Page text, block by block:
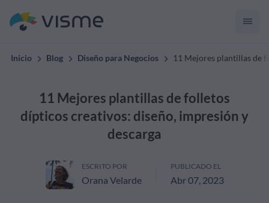
Inicio Blog Diseño para Negocios 11 Mejores plantillas de
11 Mejores plantillas de folletos
dípticos creativos: diseño, impresión y
descarga
ESCRITO POR
Orana Velarde
PUBLICADO EL
Abr 07, 2023